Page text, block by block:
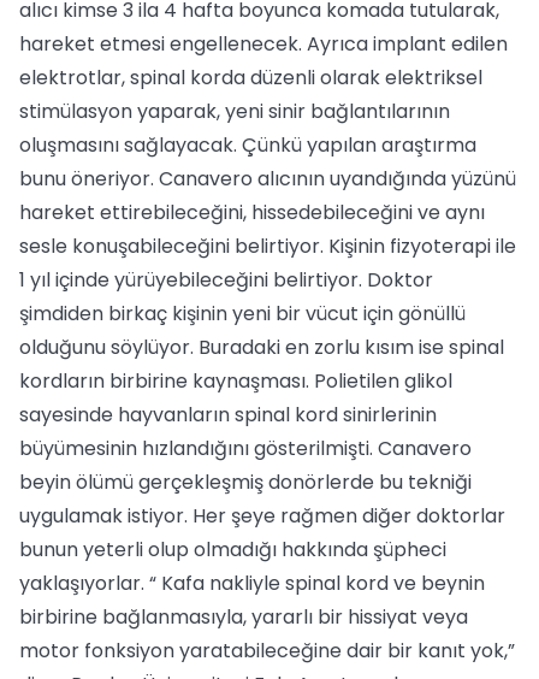
alıcı kimse 3 ila 4 hafta boyunca komada tutularak,
hareket etmesi engellenecek. Ayrıca implant edilen
elektrotlar, spinal korda düzenli olarak elektriksel
stimülasyon yaparak, yeni sinir bağlantılarının
oluşmasını sağlayacak. Çünkü yapılan araştırma
bunu öneriyor. Canavero alıcının uyandığında yüzünü
hareket ettirebileceğini, hissedebileceğini ve aynı
sesle konuşabileceğini belirtiyor. Kişinin fizyoterapi ile
1 yıl içinde yürüyebileceğini belirtiyor. Doktor
şimdiden birkaç kişinin yeni bir vücut için gönüllü
olduğunu söylüyor. Buradaki en zorlu kısım ise spinal
kordların birbirine kaynaşması. Polietilen glikol
sayesinde hayvanların spinal kord sinirlerinin
büyümesinin hızlandığını gösterilmişti. Canavero
beyin ölümü gerçekleşmiş donörlerde bu tekniği
uygulamak istiyor. Her şeye rağmen diğer doktorlar
bunun yeterli olup olmadığı hakkında şüpheci
yaklaşıyorlar. “ Kafa nakliyle spinal kord ve beynin
birbirine bağlanmasıyla, yararlı bir hissiyat veya
motor fonksiyon yaratabileceğine dair bir kanıt yok,”